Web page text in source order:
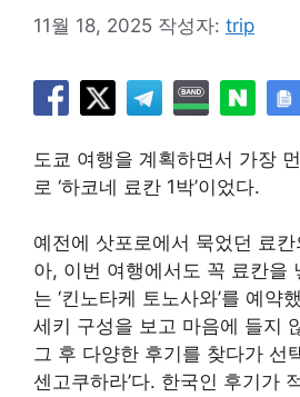
11월 18, 2025 작성자: trip
도쿄 여행을 계획하면서 가장
로 ‘하코네 료칸 1박’이었다.
예전에 삿포로에서 묵었던 료
아, 이번 여행에서도 꼭 료칸을
는 ‘킨노타케 토노사와’를 예약
세키 구성을 보고 마음에 들지
그 후 다양한 후기를 찾다가 선
센고쿠하라’다. 한국인 후기가